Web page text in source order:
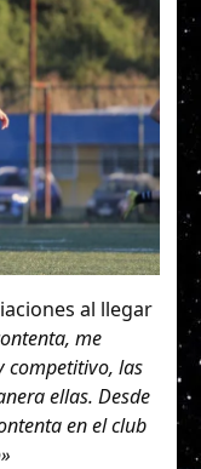
al llegar
me
competitivo, las
ellas. Desde
en el club